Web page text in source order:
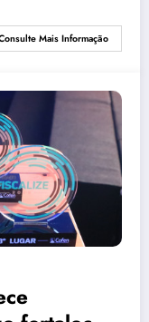
Mais Informação